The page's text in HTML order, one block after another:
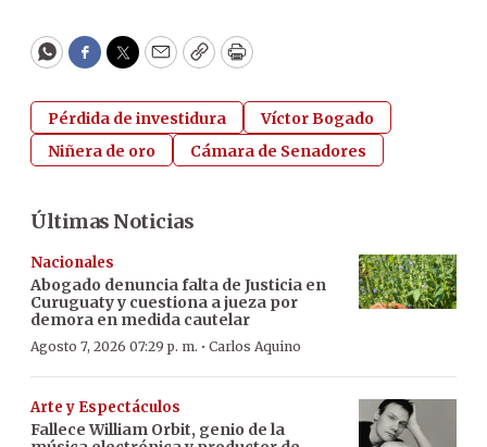
WhatsApp
Facebook
Twitter
EmailCopyPrint
Pérdida de investidura
Víctor Bogado
Niñera de oro
Cámara de Senadores
Últimas Noticias
Nacionales
Abogado denuncia falta de Justicia en
Curuguaty y cuestiona a jueza por
demora en medida cautelar
Agosto 7, 2026 07:29 p. m. · Carlos Aquino
Arte y Espectáculos
Fallece William Orbit, genio de la